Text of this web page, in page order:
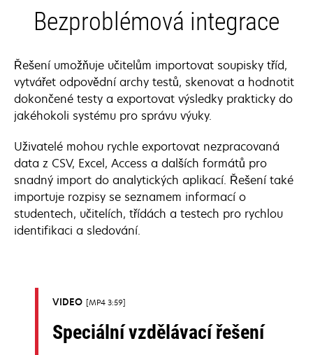
Bezproblémová integrace
Řešení umožňuje učitelům importovat soupisky tříd,
vytvářet odpovědní archy testů, skenovat a hodnotit
dokončené testy a exportovat výsledky prakticky do
jakéhokoli systému pro správu výuky.
Uživatelé mohou rychle exportovat nezpracovaná
data z CSV, Excel, Access a dalších formátů pro
snadný import do analytických aplikací. Řešení také
importuje rozpisy se seznamem informací o
studentech, učitelích, třídách a testech pro rychlou
identifikaci a sledování.
VIDEO MP4 3:59
Speciální vzdělávací řešení